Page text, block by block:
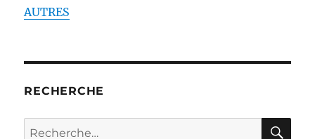
AUTRES
RECHERCHE
Recherche